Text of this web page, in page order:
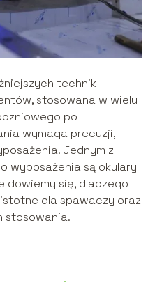
technik
stosowana w wielu
po
wymaga precyzji,
Jednym z
wyposażenia są okulary
dowiemy się, dlaczego
dla spawaczy oraz
stosowania.